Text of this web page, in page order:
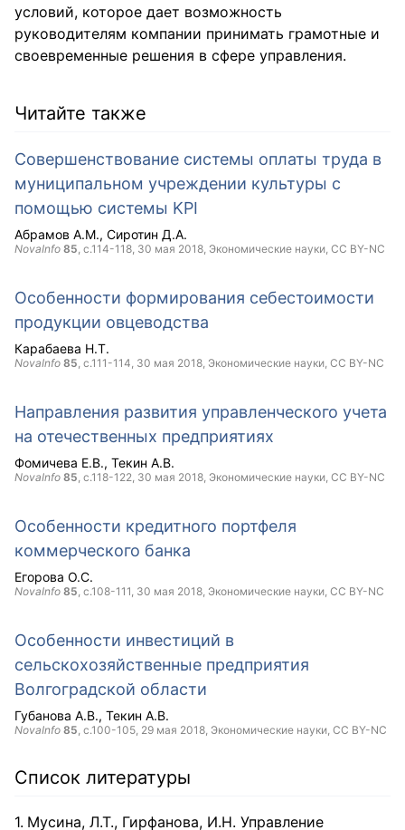
условий, которое дает возможность
руководителям компании принимать грамотные и
своевременные решения в сфере управления.
Читайте также
Совершенствование системы оплаты труда в
муниципальном учреждении культуры с
помощью системы KPI
Абрамов А.М. Сиротин Д.А.
NovaInfo 85, с.114-118, 30 мая 2018, Экономические науки, CC BY-NC
Особенности формирования себестоимости
продукции овцеводства
Карабаева Н.Т.
NovaInfo 85, с.111-114, 30 мая 2018, Экономические науки, CC BY-NC
Направления развития управленческого учета
на отечественных предприятиях
Фомичева Е.В. Текин А.В.
NovaInfo 85, с.118-122, 30 мая 2018, Экономические науки, CC BY-NC
Особенности кредитного портфеля
коммерческого банка
Егорова О.С.
NovaInfo 85, с.108-111, 30 мая 2018, Экономические науки, CC BY-NC
Особенности инвестиций в
сельскохозяйственные предприятия
Волгоградской области
Губанова А.В. Текин А.В.
NovaInfo 85, с.100-105, 29 мая 2018, Экономические науки, CC BY-NC
Список литературы
Мусина, Л.Т., Гирфанова, И.Н. Управление